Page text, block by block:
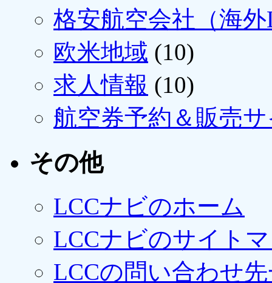
格安航空会社（海
欧米地域 (10)
求人情報 (10)
航空券予約＆販売
その他
LCCナビのホーム
LCCナビのサイト
LCCの問い合わせ